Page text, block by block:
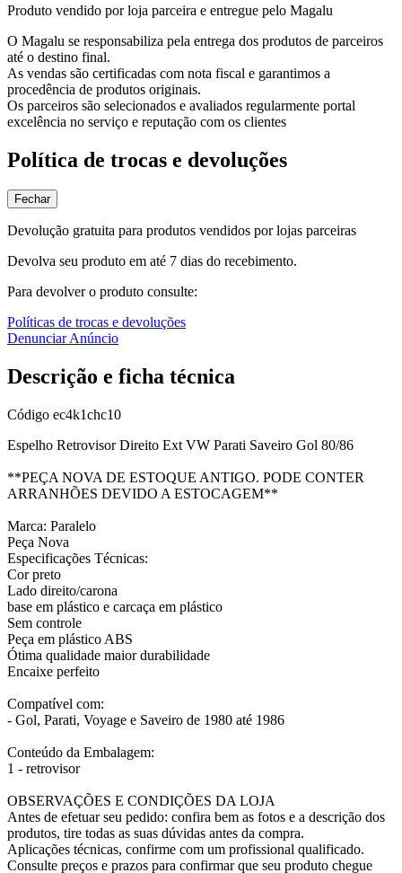
Produto vendido por loja parceira e entregue pelo Magalu
O Magalu se responsabiliza pela entrega dos produtos de parceiros
até o destino final.
As vendas são certificadas com nota fiscal e garantimos a
procedência de produtos originais.
Os parceiros são selecionados e avaliados regularmente portal
excelência no serviço e reputação com os clientes
Política de trocas e devoluções
Fechar
Devolução gratuita para produtos vendidos por lojas parceiras
Devolva seu produto em até 7 dias do recebimento.
Para devolver o produto consulte:
Políticas de trocas e devoluções
Denunciar Anúncio
Descrição e ficha técnica
Código ec4k1chc10
Espelho Retrovisor Direito Ext VW Parati Saveiro Gol 80/86
**PEÇA NOVA DE ESTOQUE ANTIGO. PODE CONTER
ARRANHÕES DEVIDO A ESTOCAGEM**
Marca: Paralelo
Peça Nova
Especificações Técnicas:
Cor preto
Lado direito/carona
base em plástico e carcaça em plástico
Sem controle
Peça em plástico ABS
Ótima qualidade maior durabilidade
Encaixe perfeito
Compatível com:
- Gol, Parati, Voyage e Saveiro de 1980 até 1986
Conteúdo da Embalagem:
1 - retrovisor
OBSERVAÇÕES E CONDIÇÕES DA LOJA
Antes de efetuar seu pedido: confira bem as fotos e a descrição dos
produtos, tire todas as suas dúvidas antes da compra.
Aplicações técnicas, confirme com um profissional qualificado.
Consulte preços e prazos para confirmar que seu produto chegue